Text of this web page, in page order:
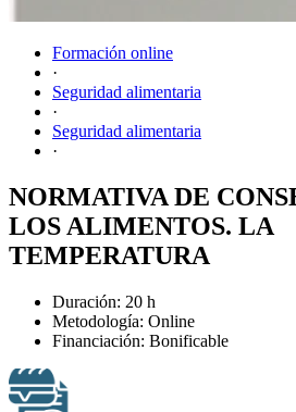
Formación online
·
Seguridad alimentaria
·
Seguridad alimentaria
·
NORMATIVA DE
LOS ALIMENTOS. LA
TEMPERATURA
Duración: 20 h
Metodología: Online
Financiación: Bonificable